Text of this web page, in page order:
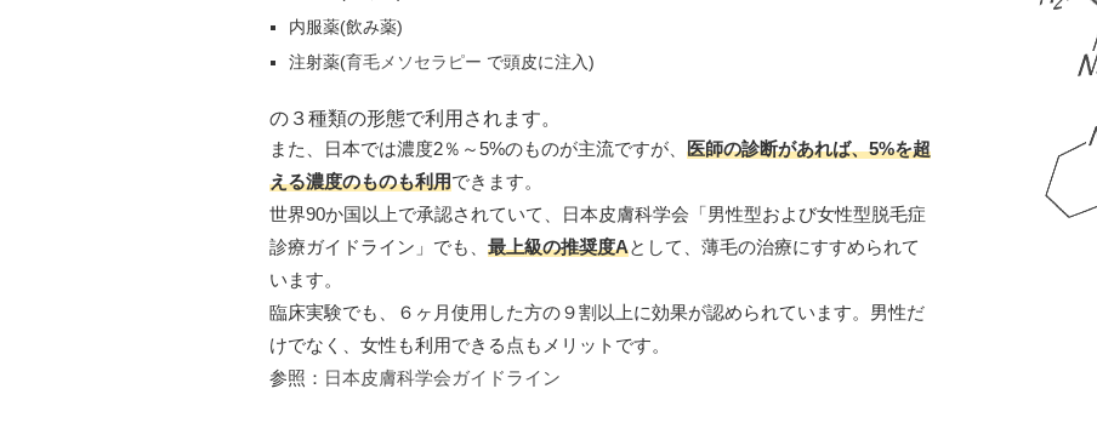
内服薬(飲み薬)
注射薬(育毛メソセラピー で頭皮に注入)
の３種類の形態で利用されます。
また、日本では濃度2％～5%のものが主流ですが、 医師の診断があれば、5%を超
える濃度のものも利用できます。
世界90か国以上で承認されていて、日本皮膚科学会「男性型および女性型脱毛症
診療ガイドライン」でも、 最上級の推奨度Aとして、薄毛の治療にすすめられて
います。
臨床実験でも、６ヶ月使用した方の９割以上に効果が認められています。男性だ
けでなく、女性も利用できる点もメリットです。
参照： 日本皮膚科学会ガイドライン